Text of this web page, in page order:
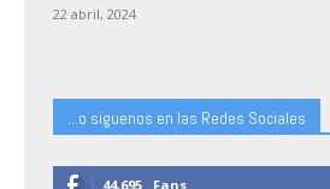
22 abril, 2024
...o siguenos en las Redes Sociales
44,695 Fans